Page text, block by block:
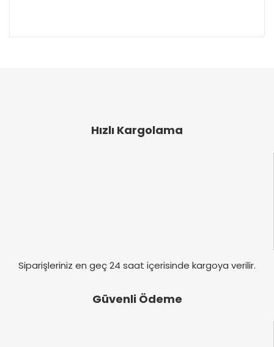
Bu ürünün fiyat bilgisi, resim, ürün açıklamalarında
Ürün bilgilerinde hatalar bulunuyor.
Hızlı Kargolama
Siparişleriniz en geç 24 saat içerisinde kargoya verilir.
Güvenli Ödeme